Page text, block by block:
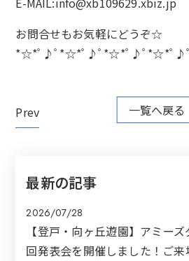
お問合せもお気軽にどうぞ☆
*☆*ﾟ♪ﾟ*☆*ﾟ♪ﾟ*☆*ﾟ♪ﾟ*☆*ﾟ♪
Prev 一覧へ戻る
最新の記事
2026/07/28
【登戸・向ヶ丘遊園】アミー
回発表会を開催しました！ご